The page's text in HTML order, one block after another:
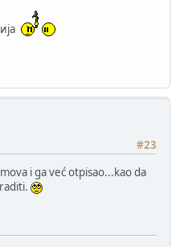
#23
i ga već otpisao...kao da